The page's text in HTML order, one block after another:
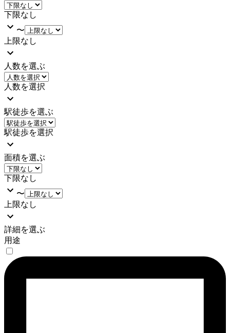
下限なし
〜
上限なし
人数を選ぶ
人数を選択
駅徒歩を選ぶ
駅徒歩を選択
面積を選ぶ
下限なし
〜
上限なし
詳細を選ぶ
用途